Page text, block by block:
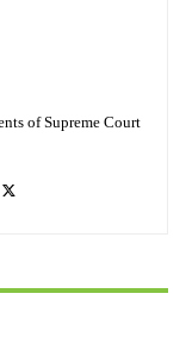
of Supreme Court